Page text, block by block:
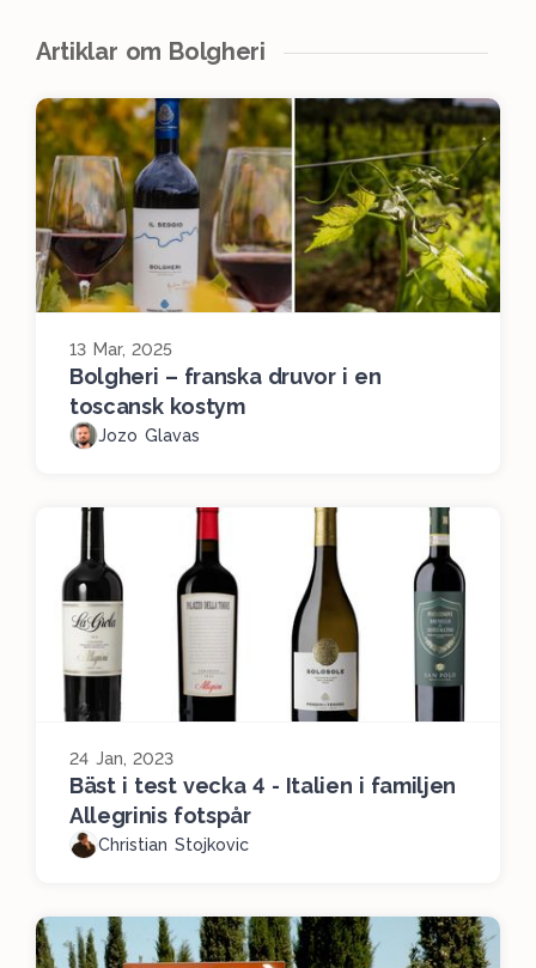
Artiklar om Bolgheri
13 Mar, 2025
Bolgheri – franska druvor i en
toscansk kostym
Jozo Glavas
24 Jan, 2023
Bäst i test vecka 4 - Italien i familjen
Allegrinis fotspår
Christian Stojkovic